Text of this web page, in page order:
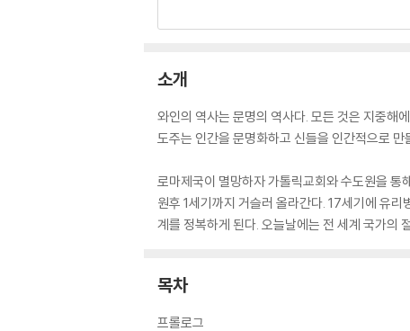
소개
와인의 역사는 문명의 역사다. 모든 것은 지중해
도주는 인간을 문명화하고 신들을 인간적으로
로마제국이 멸망하자 가톨릭교회와 수도원을 통
원후 1세기까지 거슬러 올라간다. 17세기에 유
계를 정복하게 된다. 오늘날에는 전 세계 국가의
목차
프롤로그